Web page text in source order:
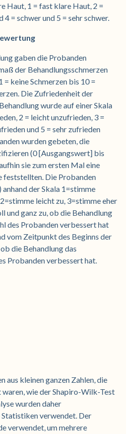
Haut, 1 = fast klare Haut, 2 =
4 = schwer und 5 = sehr schwer.
gaben die Probanden
der Behandlungsschmerzen
= keine Schmerzen bis 10 =
Die Zufriedenheit der
wurde auf einer Skala
2 = leicht unzufrieden, 3 =
und 5 = sehr zufrieden
wurden gebeten, die
(0 [Ausgangswert] bis
sie zum ersten Mal eine
feststellten. Die Probanden
der Skala 1=stimme
leicht zu, 3=stimme eher
und ganz zu, ob die Behandlung
des Probanden verbessert hat
vom Zeitpunkt des Beginns der
die Behandlung das
Probanden verbessert hat.
aus kleinen ganzen Zahlen, die
wie der Shapiro-Wilk-Test
wurden daher
verwendet. Der
verwendet, um mehrere